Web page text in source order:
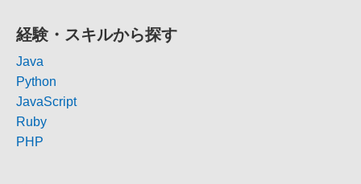
経験・スキルから探す
Java
Python
JavaScript
Ruby
PHP